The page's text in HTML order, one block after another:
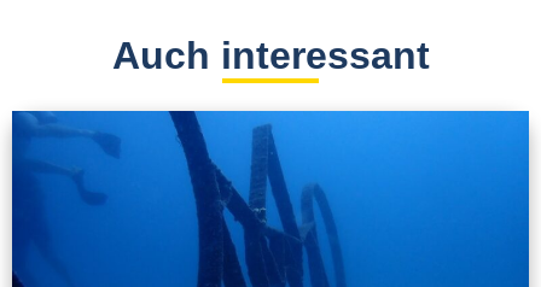
Auch interessant